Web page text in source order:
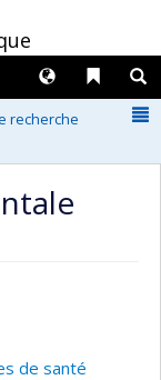
Liens
Langues
recherche
de santé